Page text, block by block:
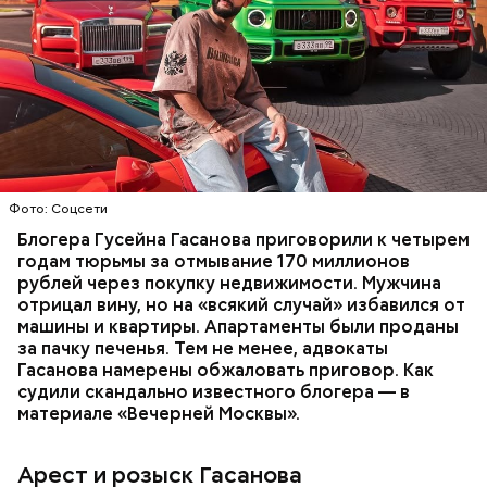
Фото: Соцсети
Блогера Гусейна Гасанова приговорили к четырем
годам тюрьмы за отмывание 170 миллионов
рублей через покупку недвижимости. Мужчина
отрицал вину, но на «всякий случай» избавился от
машины и квартиры. Апартаменты были проданы
за пачку печенья. Тем не менее, адвокаты
Гасанова намерены обжаловать приговор. Как
судили скандально известного блогера — в
материале «Вечерней Москвы».
Арест и розыск Гасанова
В мае 2025 года МВД РФ объявило в
международный розыскблогера Гусейна Гасанова.
В его отношении возбудили уголовное дело о
неуплате налогов и легализации преступных
доходов в особо крупном размере. В тот же день
мужчину заочно арестовали.
НАЛОГИ ПОИСК ЛЮДЕЙ ДЕНЬГИ
МВД
ГАСАН ГУСЕЙНОВ
Молодого человека задержали. На первом же
допросе он признался, что планировал отравить
только отчима. Тогда следователи посчитали, что
мотивом преступления была квартира родителей,
которая в случае их смерти перешла бы сыну. Но
спустя несколько дней Миссюра заявил, что ранее
уже травил других людей.